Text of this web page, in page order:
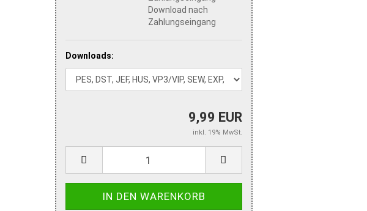
Download nach
Zahlungseingang
Downloads:
9,99 EUR
inkl. 19% MwSt.